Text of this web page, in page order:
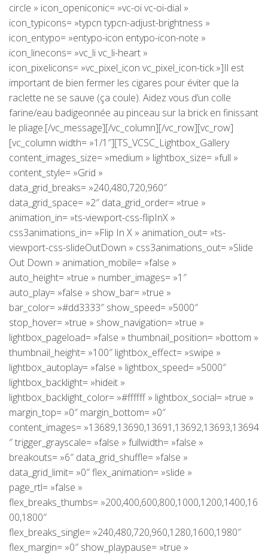
circle » icon_openiconic= »vc-oi vc-oi-dial »
icon_typicons= »typcn typcn-adjust-brightness »
icon_entypo= »entypo-icon entypo-icon-note »
icon_linecons= »vc_li vc_li-heart »
icon_pixelicons= »vc_pixel_icon vc_pixel_icon-tick »]Il est
important de bien fermer les cigares pour éviter que la
raclette ne se sauve (ça coule). Aidez vous d’un colle
farine/eau badigeonnée au pinceau sur la brick en finissant
le pliage.[/vc_message][/vc_column][/vc_row][vc_row]
[vc_column width= »1/1″][TS_VCSC_Lightbox_Gallery
content_images_size= »medium » lightbox_size= »full »
content_style= »Grid »
data_grid_breaks= »240,480,720,960″
data_grid_space= »2″ data_grid_order= »true »
animation_in= »ts-viewport-css-flipInX »
css3animations_in= »Flip In X » animation_out= »ts-
viewport-css-slideOutDown » css3animations_out= »Slide
Out Down » animation_mobile= »false »
auto_height= »true » number_images= »1″
auto_play= »false » show_bar= »true »
bar_color= »#dd3333″ show_speed= »5000″
stop_hover= »true » show_navigation= »true »
lightbox_pageload= »false » thumbnail_position= »bottom »
thumbnail_height= »100″ lightbox_effect= »swipe »
lightbox_autoplay= »false » lightbox_speed= »5000″
lightbox_backlight= »hideit »
lightbox_backlight_color= »#ffffff » lightbox_social= »true »
margin_top= »0″ margin_bottom= »0″
content_images= »13689,13690,13691,13692,13693,13694
″ trigger_grayscale= »false » fullwidth= »false »
breakouts= »6″ data_grid_shuffle= »false »
data_grid_limit= »0″ flex_animation= »slide »
page_rtl= »false »
flex_breaks_thumbs= »200,400,600,800,1000,1200,1400,16
00,1800″
flex_breaks_single= »240,480,720,960,1280,1600,1980″
flex_margin= »0″ show_playpause= »true »